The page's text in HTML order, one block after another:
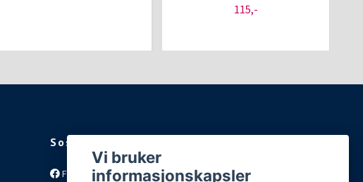
115,-
Sosiale medier
Facebook
Vi bruker
informasjonskapsler